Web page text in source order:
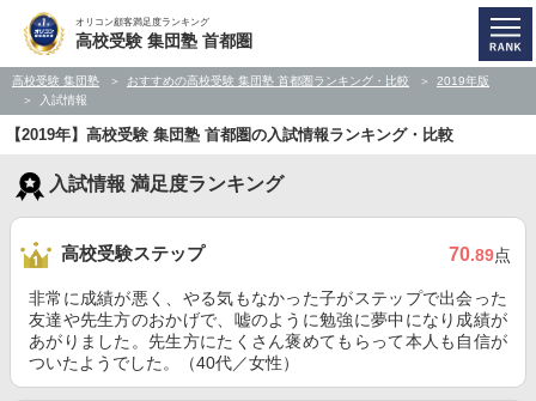
オリコン顧客満足度ランキング
高校受験 集団塾 首都圏
高校受験 集団塾 おすすめの高校受験 集団塾 首都圏ランキング・比較
2019年版
入試情報
【2019年】高校受験 集団塾 首都圏の入試情報ランキング・比較
入試情報 満足度ランキング
高校受験ステップ 70.89点
非常に成績が悪く、やる気もなかった子がステップで出会った
友達や先生方のおかげで、嘘のように勉強に夢中になり成績が
あがりました。先生方にたくさん褒めてもらって本人も自信が
ついたようでした。（40代／女性）